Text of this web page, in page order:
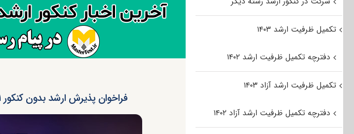
فراخوان پذیرش ارشد بدون کنکور ۱۴۰۱ دانشگاه صنعتی اصفهان
تکمیل ظرفیت ارشد ۱۴۰۳
دفترچه تکمیل ظرفیت ارشد ۱۴۰۲
تکمیل ظرفیت ارشد آزاد ۱۴۰۳
دفترچه تکمیل ظرفیت ارشد آزاد ۱۴۰۲